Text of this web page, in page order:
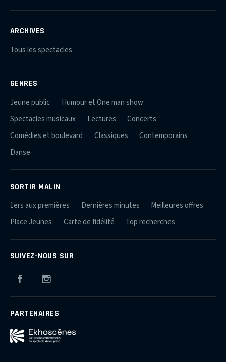
ARCHIVES
Tous les spectacles
GENRES
Jeune public
Humour et One man show
Spectacles musicaux
Lectures
Concerts
Comédies et boulevard
Classiques
Contemporains
Danse
SORTIR MALIN
1ers aux premières Dernières minutes
Meilleures offres
Place Jeunes
Carte de fidélité Top recherches
SUIVEZ-NOUS SUR
Facebook
PARTENAIRES